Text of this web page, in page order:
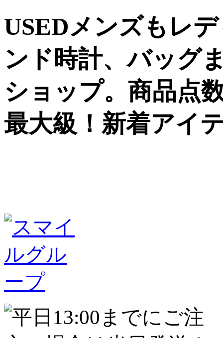
USEDメンズもレ
ンド時計、バッグ
ショップ。商品点
最大級！新着アイ